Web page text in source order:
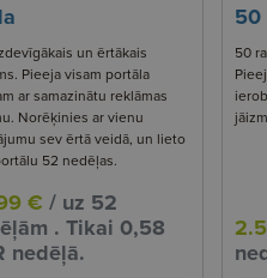
un ērtākais
Pieeja visam portāla
ar samazinātu reklāmas
Norēķinies ar vienu
sev ērtā veidā, un lieto
52 nedēļas.
€ / uz 52
. Tikai 0,58
nedēļā.
50
50